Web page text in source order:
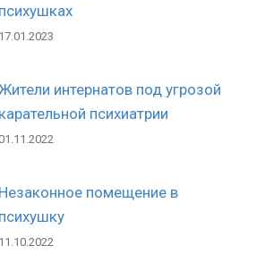
психушках
17.01.2023
интернатов под угрозой
карательной психиатрии
Незаконное помещение в
психушку
11.10.2022